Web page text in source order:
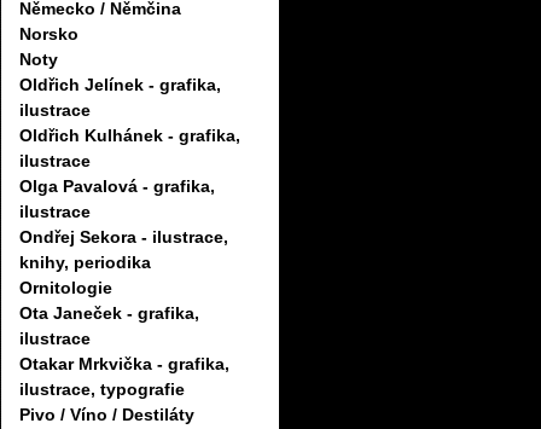
Německo / Němčina
Norsko
Noty
Oldřich Jelínek - grafika,
ilustrace
Oldřich Kulhánek - grafika,
ilustrace
Olga Pavalová - grafika,
ilustrace
Ondřej Sekora - ilustrace,
knihy, periodika
Ornitologie
Ota Janeček - grafika,
ilustrace
Otakar Mrkvička - grafika,
ilustrace, typografie
Pivo / Víno / Destiláty